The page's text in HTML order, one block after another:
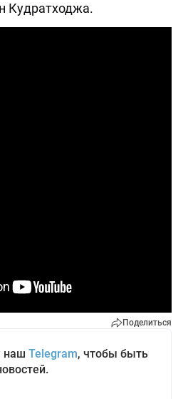
Кудратходжа.
Поделиться
наш Telegram, чтобы быть